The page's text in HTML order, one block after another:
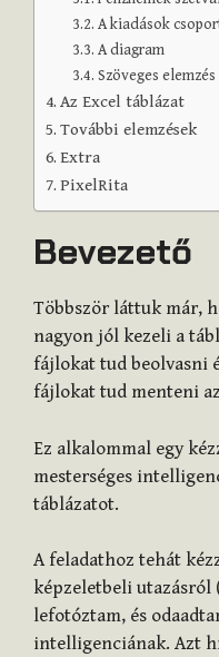
A kiadások
A diagram
Szöveges elemzés
Az Excel táblázat
További elemzések
Extra
PixelRita
Bevezető
Többször láttuk már,
nagyon jól kezeli a
fájlokat tud beolvasni
fájlokat tud menteni
Ez alkalommal egy
mesterséges
táblázatot.
A feladathoz tehát
képzeletbeli utazásról
lefotóztam, és
intelligenciának. Azt